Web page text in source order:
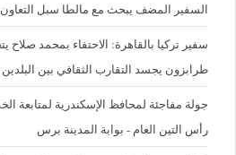
السفير المضف يبحث مع مالطا سبل التعاون
سفير تركيا بالقاهرة: الاحتفاء بمحمد صلاح
طرابزون يجسد التقارب الثقافي بين
جولة مفاجئة لمحافظ الإسكندرية لمتابعة
رأس التين العام - بوابة المدينة برس